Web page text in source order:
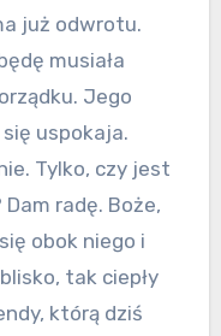
już odwrotu.
musiała
Jego
uspokaja.
Tylko, czy jest
radę. Boże,
obok niego i
tak ciepły
którą dziś